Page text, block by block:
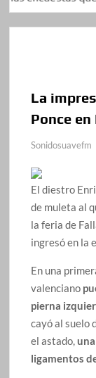
La
Ponce en
Sonidosuavefm
El diestro
de muleta al
la feria de
ingresó en la
En una
valenciano
pierna
cayó al suelo
el astado,
ligamentos